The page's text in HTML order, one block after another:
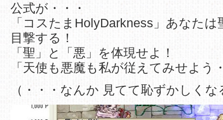
公式が・・・
「コスたまHolyDarkness」あなた
目撃する！
「聖」と「悪」を体現せよ！
「天使も悪魔も私が従えてみせよう
（・・・なんか 見てて恥ずかしく